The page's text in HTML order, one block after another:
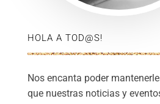
HOLA A TOD@S!
Nos encanta poder
que nuestras noticias y